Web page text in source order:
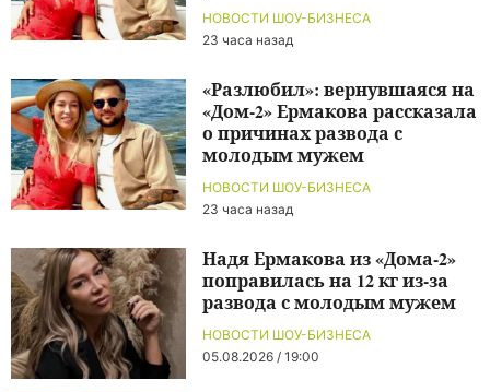
НОВОСТИ ШОУ-БИЗНЕСА
23 часа назад
НОВОСТИ ШОУ-БИЗНЕСА
23 часа назад
«Разлюбил»: вернувшаяся на
«Дом-2» Ермакова рассказала
о причинах развода с
молодым мужем
НОВОСТИ ШОУ-БИЗНЕСА
05.08.2026 / 19:00
Надя Ермакова из «Дома-2»
поправилась на 12 кг из-за
развода с молодым мужем